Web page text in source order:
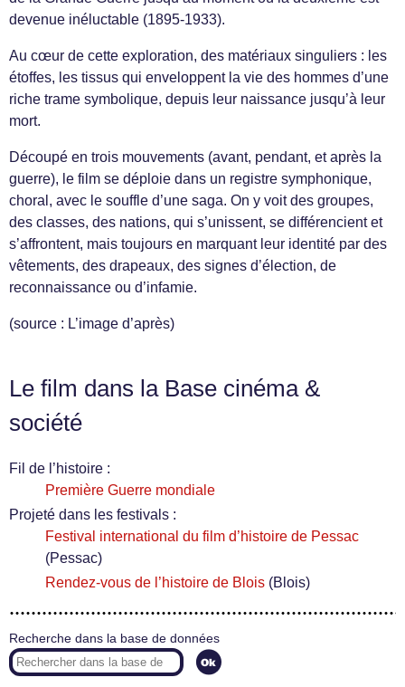
devenue inéluctable (1895-1933).
Au cœur de cette exploration, des matériaux singuliers : les
étoffes, les tissus qui enveloppent la vie des hommes d’une
riche trame symbolique, depuis leur naissance jusqu’à leur
mort.
Découpé en trois mouvements (avant, pendant, et après la
guerre), le film se déploie dans un registre symphonique,
choral, avec le souffle d’une saga. On y voit des groupes,
des classes, des nations, qui s’unissent, se différencient et
s’affrontent, mais toujours en marquant leur identité par des
vêtements, des drapeaux, des signes d’élection, de
reconnaissance ou d’infamie.
(source : L’image d’après)
Le film dans la Base cinéma &
société
Fil de l’histoire :
Première Guerre mondiale
Projeté dans les festivals :
Festival international du film d’histoire de Pessac
(Pessac)
Rendez-vous de l’histoire de Blois (Blois)
Recherche dans la base de données